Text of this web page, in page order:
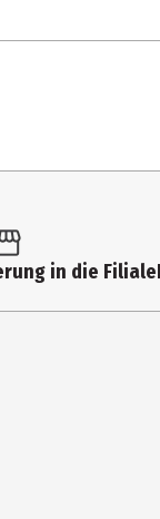
und Pflege
nebelfeucht
in die Filiale